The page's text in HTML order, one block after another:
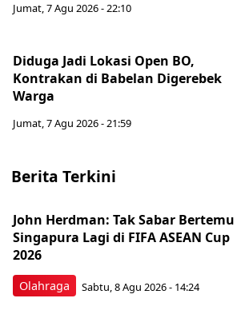
Jumat, 7 Agu 2026 - 22:10
Diduga Jadi Lokasi Open BO,
Kontrakan di Babelan Digerebek
Warga
Jumat, 7 Agu 2026 - 21:59
Berita Terkini
Olahraga
John Herdman: Tak Sabar Bertemu
Singapura Lagi di FIFA ASEAN Cup
2026
Sabtu, 8 Agu 2026 - 14:24